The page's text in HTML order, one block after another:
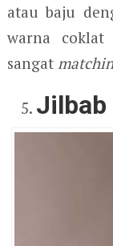
atau baju
warna
sangat
Jilbab